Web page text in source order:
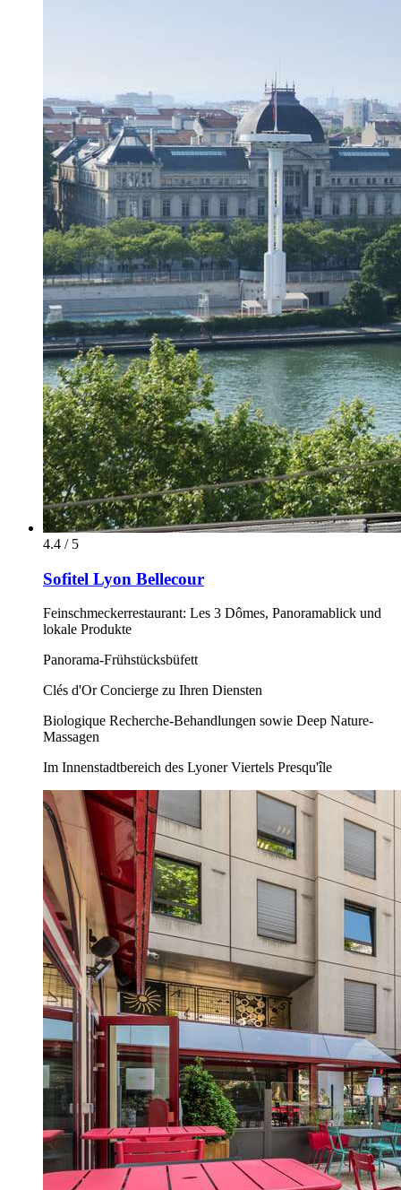
4.4 / 5
Sofitel Lyon Bellecour
Feinschmeckerrestaurant: Les 3 Dômes, Panoramablick und
lokale Produkte
Panorama-Frühstücksbüfett
Clés d'Or Concierge zu Ihren Diensten
Biologique Recherche-Behandlungen sowie Deep Nature-
Massagen
Im Innenstadtbereich des Lyoner Viertels Presqu'île